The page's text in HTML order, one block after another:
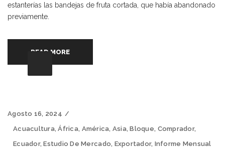
estanterías las bandejas de fruta cortada, que había abandonado
previamente.
READ MORE
Agosto 16, 2024
Acuacultura,África, América, Asia,Bloque, Comprador,
Ecuador,Estudio De Mercado, Exportador, Informe Mensual